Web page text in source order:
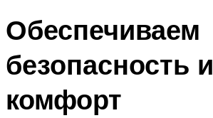
Обеспечиваем
безопасность и
комфорт